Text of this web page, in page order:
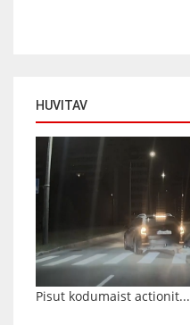
HUVITAV
Pisut kodumaist actionit...